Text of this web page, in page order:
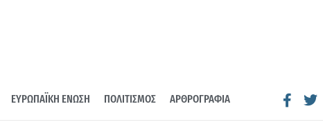
ΕΥΡΩΠΑΪΚΗ ΕΝΩΣΗ ΠΟΛΙΤΙΣΜΟΣ ΑΡΘΡΟΓΡΑΦΙΑ